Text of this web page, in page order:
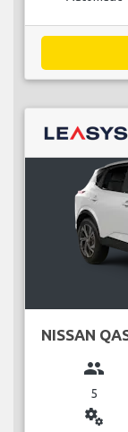
NISSAN
group
5
miscellaneous_services